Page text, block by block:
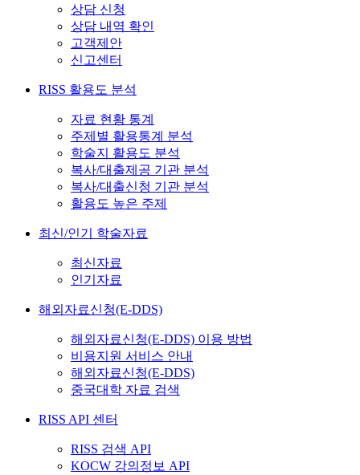
상담 신청
상담 내역 확인
고객제안
신고센터
RISS 활용도 분석
자료 현황 통계
주제별 활용통계 분석
학술지 활용도 분석
복사/대출제공 기관 분석
복사/대출신청 기관 분석
활용도 높은 주제
최신/인기 학술자료
최신자료
인기자료
해외자료신청(E-DDS)
해외자료신청(E-DDS) 이용 방법
비용지원 서비스 안내
해외자료신청(E-DDS)
중국대학 자료 검색
RISS API 센터
RISS 검색 API
KOCW 강의정보 API